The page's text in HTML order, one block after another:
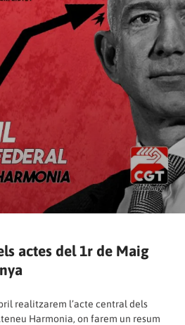
actes del 1r de Maig
realitzarem l’acte central dels
Harmonia, on farem un resum